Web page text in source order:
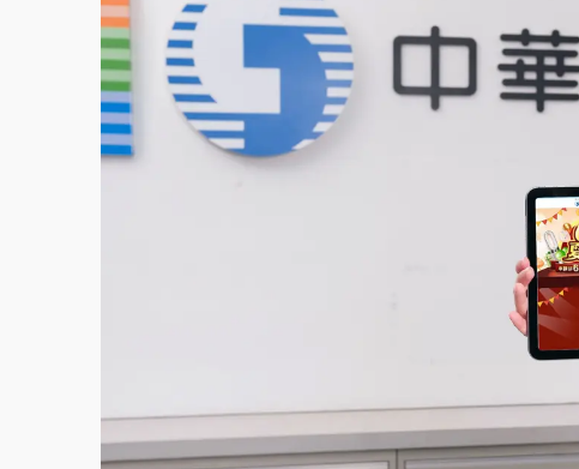
父親節泡湯了！中颱白海豚雨彈轟3天 「紅到發紫